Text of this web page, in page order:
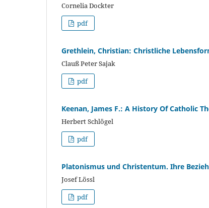
Cornelia Dockter
pdf
Grethlein, Christian: Christliche
Clauß Peter Sajak
pdf
Keenan, James F.: A History Of Catholic
Herbert Schlögel
pdf
Platonismus und Christentum. Ihre
Josef Lössl
pdf